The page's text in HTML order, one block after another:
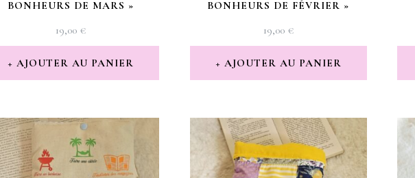
BONHEURS DE MARS »
19,00 €
AJOUTER AU PANIER
BONHEURS DE FÉVRIER »
19,00 €
AJOUTER AU PANIER